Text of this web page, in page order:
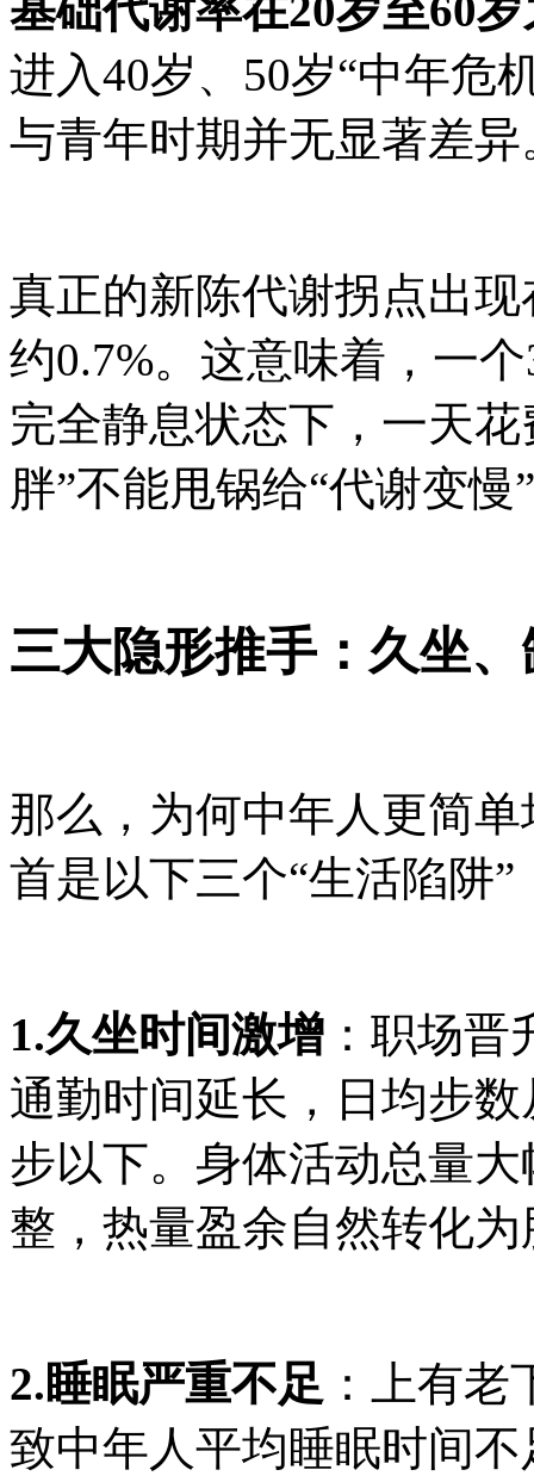
进入40岁、50岁“中年危
与青年时期并无显著差异
真正的新陈代谢拐点出现
约0.7%。这意味着，一
完全静息状态下，一天
胖”不能甩锅给“代谢变
三大隐形推手：久坐
那么，为何中年人更简
首是以下三个“生活陷阱”
1.久坐时间激增 ：职场
通勤时间延长，日均步
步以下。身体活动总量
整，热量盈余自然转化为
2.睡眠严重不足 ：上有
致中年人平均睡眠时间